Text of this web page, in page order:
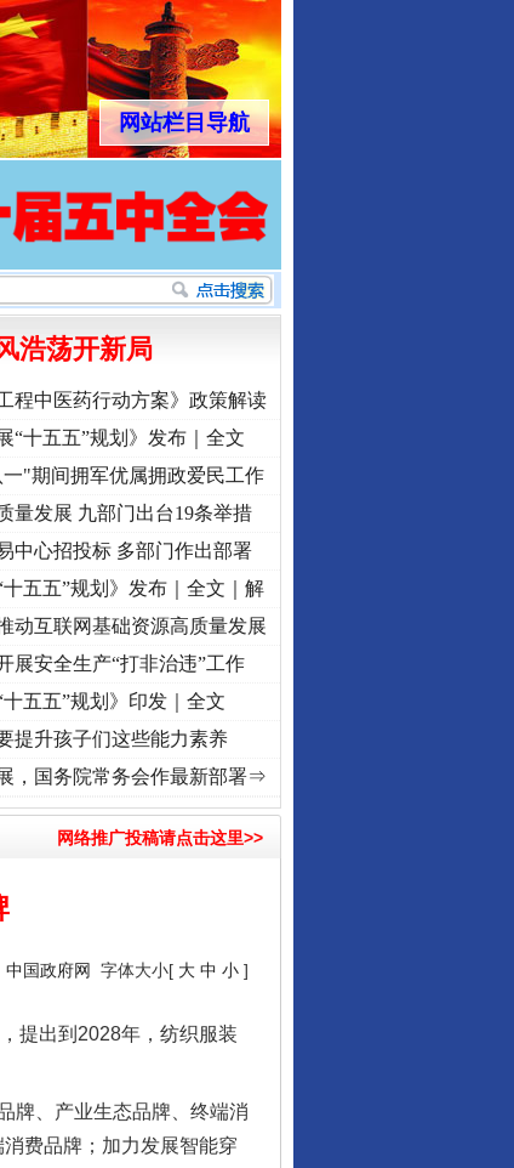
网站栏目导航
激荡..·[视频]牢记初心使命 奋进复兴征程丨红船起航处 潮起..
浩荡开新局
程中医药行动方案》政策解读
“十五五”规划》发布｜全文
"期间拥军优属拥政爱民工作
量发展 九部门出台19条举措
中心招投标 多部门作出部署
十五五”规划》发布｜全文｜解
动互联网基础资源高质量发展
展安全生产“打非治违”工作
十五五”规划》印发｜全文
提升孩子们这些能力素养
，国务院常务会作最新部署⇒
网络推广投稿请点击这里>>
中国政府网 字体大小[ 大 中 小 ]
提出到2028年，纺织服装
、产业生态品牌、终端消
费品牌；加力发展智能穿